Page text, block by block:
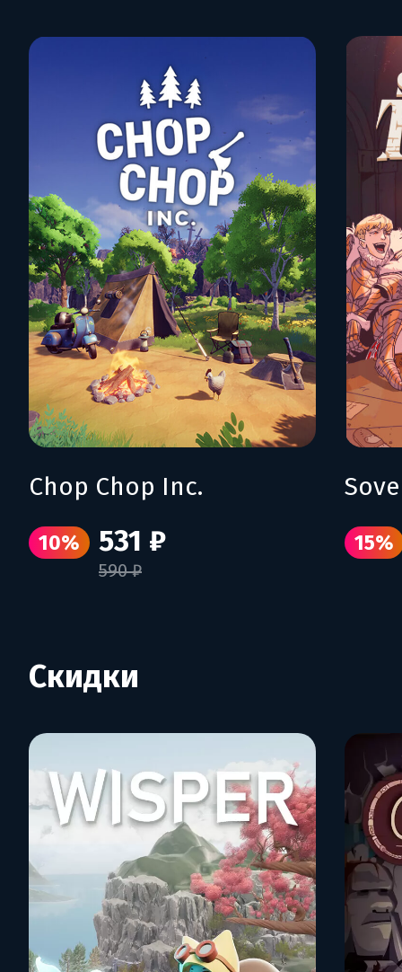
Chop Chop Inc.
10% 531 ₽
590 ₽
15%
Скидки